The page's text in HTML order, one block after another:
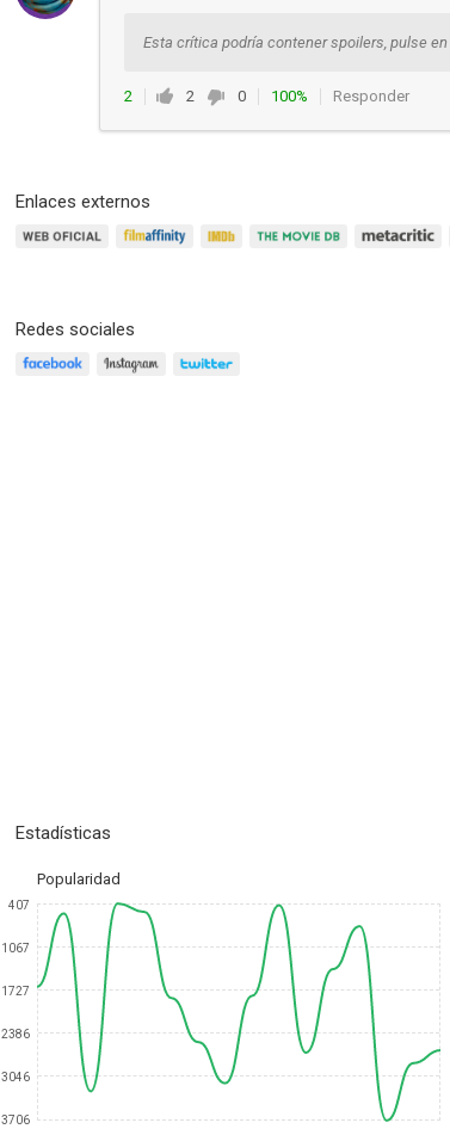
Esta crítica podría contener spoilers, pulse
2 2 0 100% Responder
Enlaces externos
Redes sociales
Estadísticas
Popularidad
407
1067
1727
2386
3046
3706